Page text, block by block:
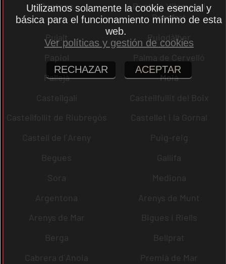
Pontons
Pont de Vilomara i
Rocafort
Pujalt
Puigdàlber
Papiol
Palma de Cervelló
Pallejà
Moià
Castellgalí
Castellfullit del Boix
Castellfollit de Riubregós
Castellet i la Gornal
Castell de l´Areny
Puig-reig
Begues
Gallifa
Sora
Mediona
Argentona
Arenys de Munt
Arenys de Mar
Bigues i Riells
Berga
Bellprat
Cabrera d´Anoia
Premià de Mar
Utilizamos solamente la cookie esencial y
básica para el funcionamiento mínimo de esta
web.
Ver políticas y gestión de cookies
RECHAZAR ACEPTAR